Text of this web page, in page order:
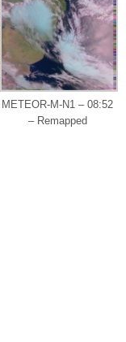
METEOR-M-N1 – 08:52
– Remapped